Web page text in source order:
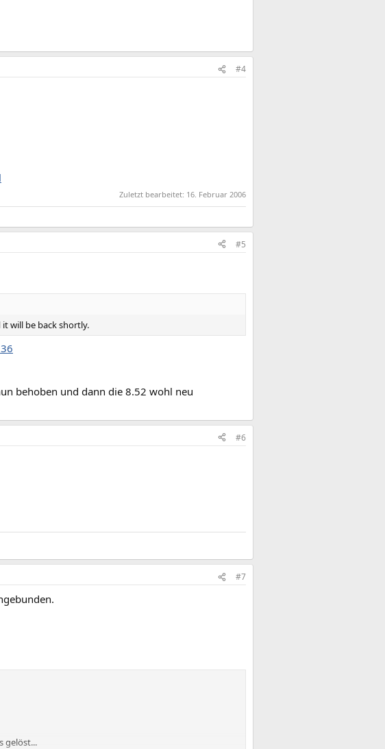
#4
Zuletzt bearbeitet: 16. Februar 2006
#5
will be back shortly.
behoben und dann die 8.52 wohl neu
#6
#7
gelöst...